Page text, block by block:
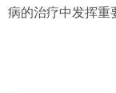
病的治疗中发挥重